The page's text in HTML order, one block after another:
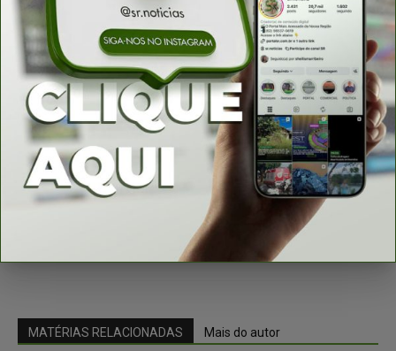
Figueirópolis, Danilo e Valter estavam em uma
lanchonete e Danilo teria feito seis disparos contra a
vítima à queima-roupa. O suspeito ainda teria pegado
o celular de Valter Júnior antes de fugir do local em
um carro. Danilo Sousa responde por homicídio
duplamente qualificado, por motivo torpe e mediante
recurso que dificultou a defesa da vítima.
MATÉRIAS RELACIONADAS Mais do autor